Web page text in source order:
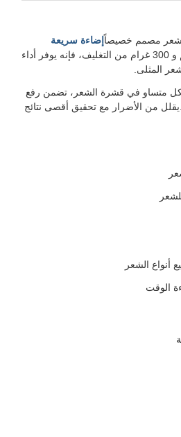
مصمم خصيصاًإضاءة سريعة
مع نسيج الكريم و 300 غرام من التغليف، فإنه يوفر أداء
المثلى.
متساو في قشرة الشعر، تضمن رفع
من الأضرار مع تحقيق أقصى نتائج
أنواع الشعر
الوقت